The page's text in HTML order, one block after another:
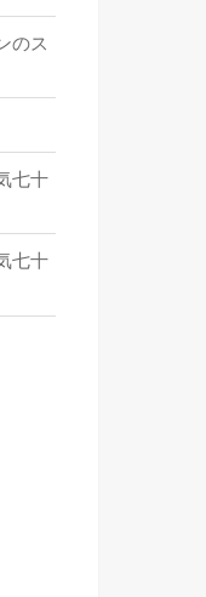
のス
七十
七十